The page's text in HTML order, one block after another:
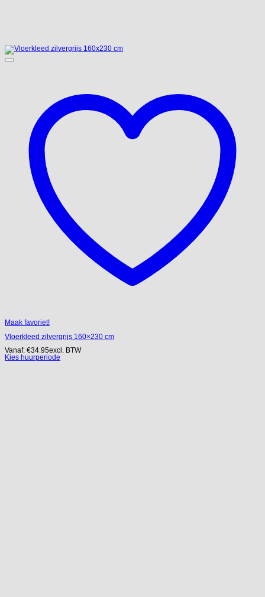
Maak favoriet!
Vloerkleed zilvergrijs 160×230 cm
Vanaf: €34.95excl. BTW
Kies huurperiode